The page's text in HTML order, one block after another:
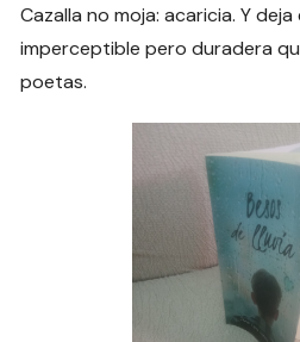
Cazalla no moja: acaricia. Y
imperceptible pero duradera
poetas.